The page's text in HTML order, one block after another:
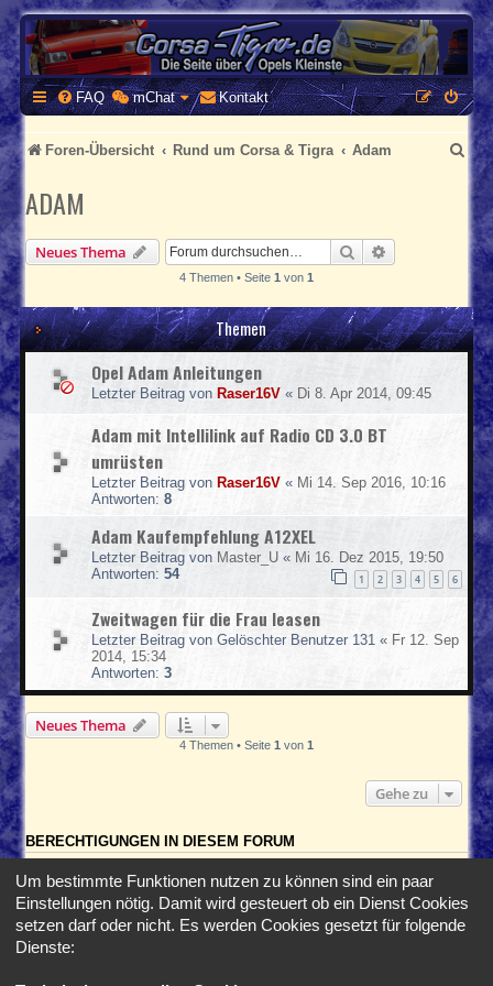
CORSA-TIGRA.DE
Homepage und Forum rund um Opel Corsa und Tigra
FAQ mChat Kontakt
Foren-Übersicht Rund um Corsa & Tigra Adam
S
u
h
ADAM
Neues Thema Suche Erweiterte
4 Themen • Seite 1 von 1
Themen
Opel Adam Anleitungen
Letzter Beitrag von Raser16V « Di 8. Apr 2014, 09:45
Adam mit Intellilink auf Radio CD 3.0 BT
umrüsten
Letzter Beitrag von Raser16V « Mi 14. Sep 2016, 10:16
Antworten: 8
Adam Kaufempfehlung A12XEL
Letzter Beitrag von Master_U « Mi 16. Dez 2015, 19:50
Antworten: 54 1 2 3 4 5 6
Zweitwagen für die Frau leasen
Letzter Beitrag von Gelöschter Benutzer 131 « Fr 12. Sep
2014, 15:34
Antworten: 3
Neues Thema
4 Themen • Seite 1 von 1
Gehe zu
BERECHTIGUNGEN IN DIESEM FORUM
Du darfstkeine Antworten zu Themen in diesem Forum erstellen.
Du darfst deine Beiträge in diesem Forumnicht ändern.
Du darfst deine Beiträge in diesem Forumnichtlöschen.
Du darfst
Um bestimmte Funktionen nutzen zu können sind ein paar
Einstellungen nötig. Damit wird gesteuert ob ein Dienst Cookies
setzen darf oder nicht. Es werden Cookies gesetzt für folgende
Dienste: